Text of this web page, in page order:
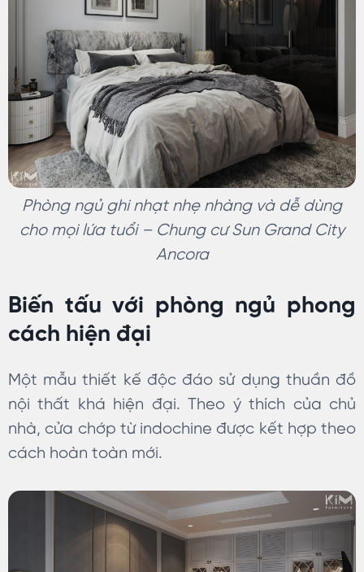
Phòng ngủ ghi nhạt nhẹ nhàng và dễ dùng
cho mọi lứa tuổi – Chung cư Sun Grand City
Ancora
Biến tấu với phòng ngủ phong
cách hiện đại
Một mẫu thiết kế độc đáo sử dụng thuần đồ
nội thất khá hiện đại. Theo ý thích của chủ
nhà, cửa chớp từ indochine được kết hợp theo
cách hoàn toàn mới.